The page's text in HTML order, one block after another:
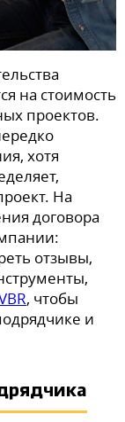
на стоимость
проектов.
хотя
На
договора
отзывы,
, чтобы
и